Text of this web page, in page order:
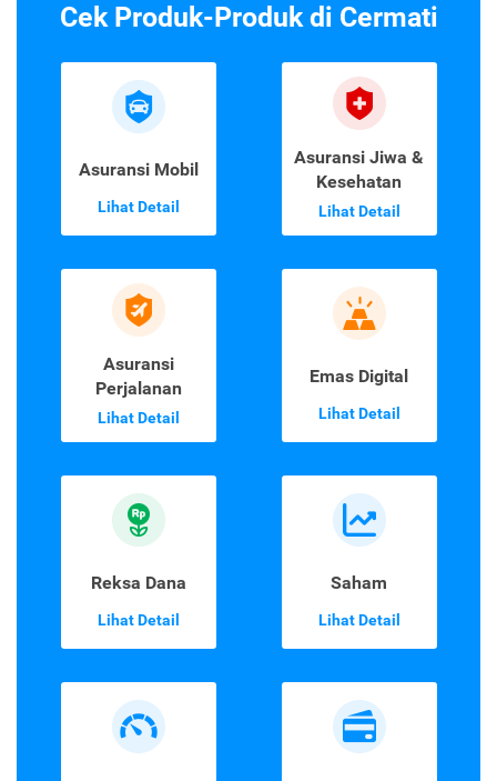
Cek Produk-Produk di Cermati
Asuransi Mobil
Lihat Detail
Asuransi Jiwa &
Kesehatan
Lihat Detail
Asuransi
Perjalanan
Lihat Detail
Emas Digital
Lihat Detail
Reksa Dana
Lihat Detail
Saham
Lihat Detail